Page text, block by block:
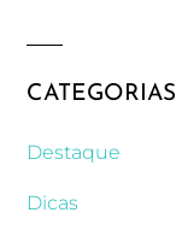
CATEGORIAS
Destaque
Dicas